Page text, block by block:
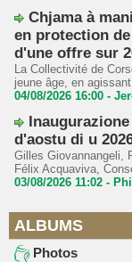
Chjama à
en protection
d'une offre sur
La Collectivité de
jeune âge, en
04/08/2026 16:00 -
d'aostu di u
Gilles Giovannangeli,
Félix Acquaviva,
03/08/2026 11:02 -
ALBUMS
Photos